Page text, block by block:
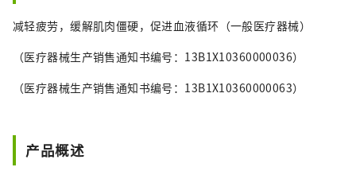
减轻疲劳，缓解肌肉僵硬，促进血液循环（一般医疗器械）
（医疗器械生产销售通知书编号：13B1X10360000036）
（医疗器械生产销售通知书编号：13B1X10360000063）
产品概述